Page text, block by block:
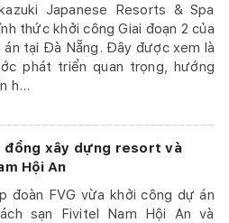
Japanese Resorts & Spa
thức khởi công Giai đoạn 2 của
án tại Đà Nẵng. Đây được xem là
phát triển quan trọng, hướng
h...
đồng xây dựng resort và
Hội An
đoàn FVG vừa khởi công dự án
sạn Fivitel Nam Hội An và